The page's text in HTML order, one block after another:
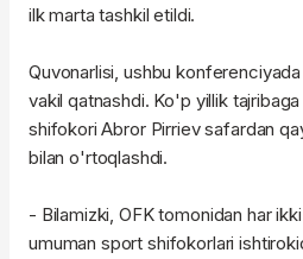
ilk marta tashkil etildi.
Quvonarlisi, ushbu
vakil qatnashdi. Ko'p yillik
shifokori Abror Pirriev safardan
bilan o'rtoqlashdi.
- Bilamizki, OFK tomonidan har
umuman sport shifokorlari